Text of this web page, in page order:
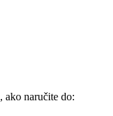
, ako naručite do: